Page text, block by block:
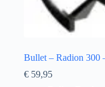
Bullet – Radion 300
€ 59,95